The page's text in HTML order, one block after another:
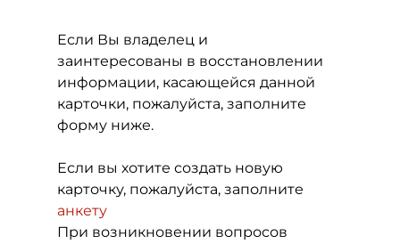
Если Вы владелец и
заинтересованы в восстановлении
информации, касающейся данной
карточки, пожалуйста, заполните
форму ниже.
Если вы хотите создать новую
карточку, пожалуйста, заполните
анкету
При возникновении вопросов